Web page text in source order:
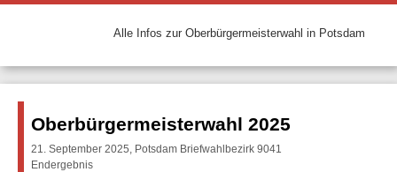
Alle Infos zur Oberbürgermeisterwahl in Potsdam
Oberbürgermeisterwahl 2025
21. September 2025, Potsdam Briefwahlbezirk 9041
Endergebnis